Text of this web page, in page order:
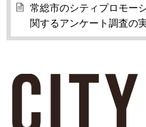
常総市のシティプロモー
関するアンケート調査の